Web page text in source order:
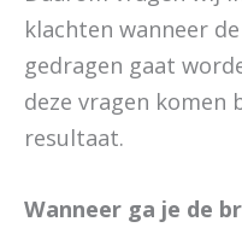
klachten wanneer
gedragen gaat
deze vragen komen
resultaat.
Wanneer ga je de